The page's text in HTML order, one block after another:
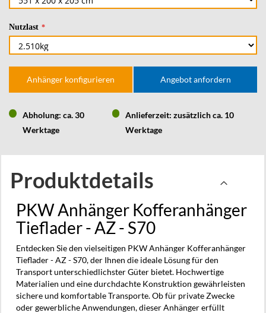
Nutzlast
Anhänger konfigurieren Angebot anfordern
Abholung: ca. 30
Werktage
Anlieferzeit: zusätzlich ca. 10
Werktage
Produktdetails
PKW Anhänger Kofferanhänger
Tieflader - AZ - S70
Entdecken Sie den vielseitigen PKW Anhänger Kofferanhänger
Tieflader - AZ - S70, der Ihnen die ideale Lösung für den
Transport unterschiedlichster Güter bietet. Hochwertige
Materialien und eine durchdachte Konstruktion gewährleisten
sichere und komfortable Transporte. Ob für private Zwecke
oder gewerbliche Anwendungen, dieser Anhänger erfüllt